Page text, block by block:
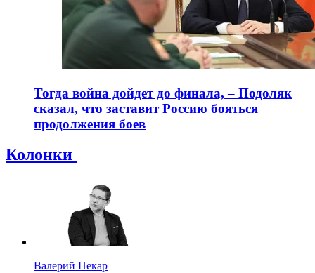
Тогда война дойдет до финала, – Подоляк
сказал, что заставит Россию бояться
продолжения боев
Колонки
Валерий Пекар